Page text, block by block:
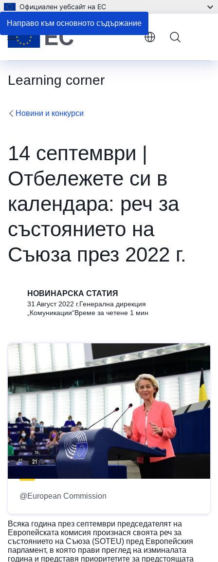
Направо към основното съдържание
Официален уебсайт на ЕС
Learning corner
Menu
Новини и конкурси
14 септември |
Отбележете си в
календара: реч за
състоянието на
Съюза през 2022 г.
НОВИНАРСКА СТАТИЯ
31 Aвгуст 2022 г.Генерална дирекция
„Комуникации“Време за четене 1 мин
@European Commission
Всяка година през септември председателят на
Европейската комисия произнася своята реч за
състоянието на Съюза (SOTEU) пред Европейския
парламент, в която прави преглед на изминалата
година и представя приоритетите за предстоящата